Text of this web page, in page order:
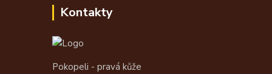
Kontakty
Pokopeli - pravá kůže